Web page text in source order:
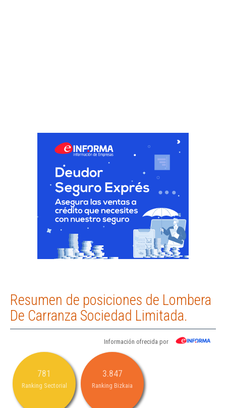
Resumen de posiciones de Lombera
De Carranza Sociedad Limitada.
Información ofrecida por
781
Ranking Sectorial
3.847
Ranking Bizkaia